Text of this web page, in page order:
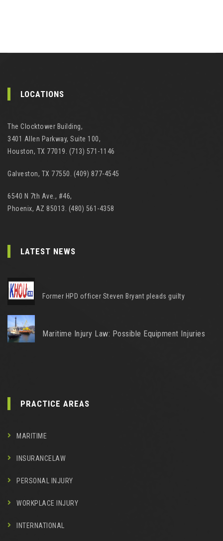
LOCATIONS
The Clocktower Building,
3401 Allen Parkway, Suite 100,
Houston, TX 77019. (713) 571-1146
Galveston, TX 77550. (409) 877-4545
6540 N 7th Ave., #46,
Phoenix, AZ 85013. (480) 561-4358
LATEST NEWS
Former HPD officer Steven Bryant pleads guilty
Maritime Injury Law: Possible Equipment Injuries
PRACTICE AREAS
MARITIME
INSURANCELAW
PERSONAL INJURY
WORKPLACE INJURY
INTERNATIONAL